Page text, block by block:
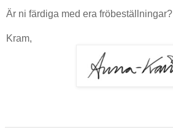
Är ni färdiga med era fröbeställningar?
Kram,